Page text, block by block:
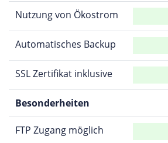
Nutzung von Ökostrom
Automatisches Backup
SSL Zertifikat inklusive
Besonderheiten
FTP Zugang möglich